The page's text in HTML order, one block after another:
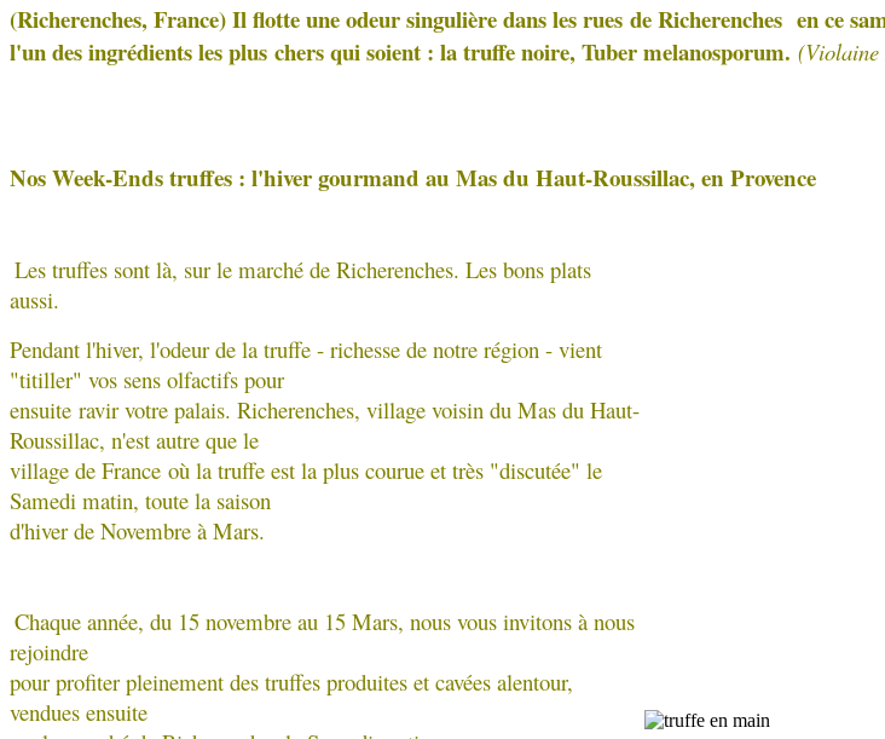
(Richerenches, France) Il flotte une odeur singulière dans les rues de Richerenches en ce
l'un des ingrédients les plus chers qui soient : la truffe noire, Tuber melanosporum. (Violaine
Nos Week-Ends truffes : l'hiver gourmand au Mas du Haut-Roussillac, en Provence
Les truffes sont là, sur le marché de Richerenches. Les bons plats
aussi.
Pendant l'hiver, l'odeur de la truffe - richesse de notre région - vient
"titiller" vos sens olfactifs pour
ensuite ravir votre palais. Richerenches, village voisin du Mas du Haut-
Roussillac, n'est autre que le
village de France où la truffe est la plus courue et très "discutée" le
Samedi matin, toute la saison
d'hiver de Novembre à Mars.
Chaque année, du 15 novembre au 15 Mars, nous vous invitons à nous
rejoindre
pour profiter pleinement des truffes produites et cavées alentour,
vendues ensuite